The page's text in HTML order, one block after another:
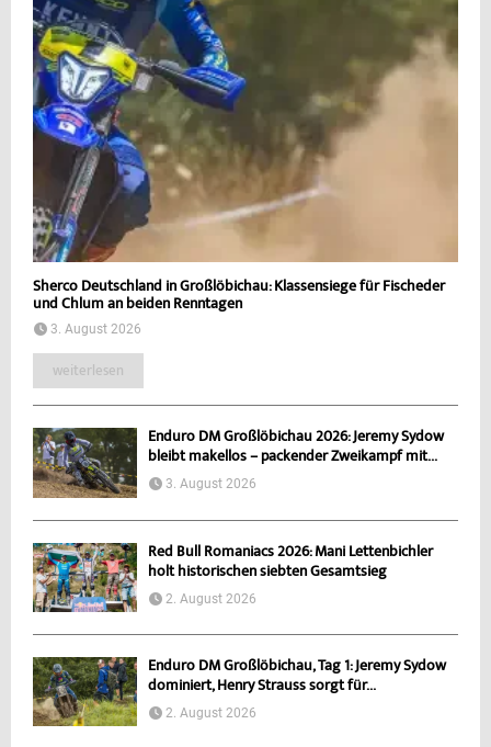
Sherco Deutschland in Großlöbichau: Klassensiege für Fischeder
und Chlum an beiden Renntagen
3. August 2026
weiterlesen
Enduro DM Großlöbichau 2026: Jeremy Sydow
bleibt makellos – packender Zweikampf mit...
3. August 2026
Red Bull Romaniacs 2026: Mani Lettenbichler
holt historischen siebten Gesamtsieg
2. August 2026
Enduro DM Großlöbichau, Tag 1: Jeremy Sydow
dominiert, Henry Strauss sorgt für...
2. August 2026